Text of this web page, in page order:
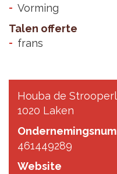
Vorming
Talen offerte
frans
Houba de
1020 Laken
461449289
Website